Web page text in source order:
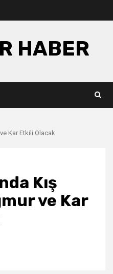
HABER
Kar Etkili Olacak
Kış
ve Kar